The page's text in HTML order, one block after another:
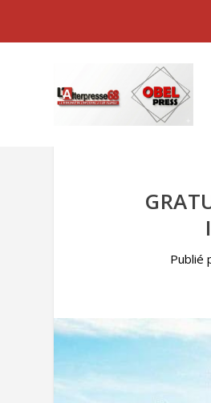
Publié